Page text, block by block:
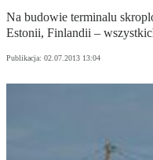
Na budowie terminalu
Estonii, Finlandii –
Publikacja: 02.07.2013 13:04